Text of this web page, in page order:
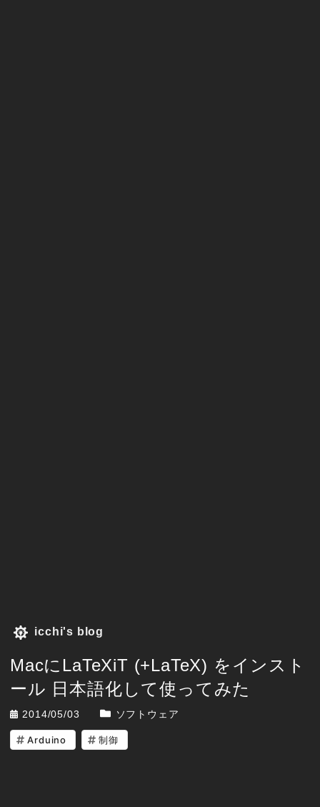
icchi's blog
MacにLaTeXiT (+LaTeX) をインスト
ール 日本語化して使ってみた
2014/05/03 ソフトウェア
Arduino 制御